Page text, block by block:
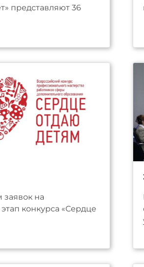
представляют 36
заявок на
конкурса «Сердце